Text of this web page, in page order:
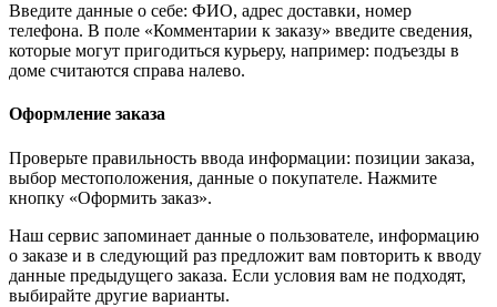
Введите данные о себе: ФИО, адрес доставки, номер
телефона. В поле «Комментарии к заказу» введите сведения,
которые могут пригодиться курьеру, например: подъезды в
доме считаются справа налево.
Оформление заказа
Проверьте правильность ввода информации: позиции заказа,
выбор местоположения, данные о покупателе. Нажмите
кнопку «Оформить заказ».
Наш сервис запоминает данные о пользователе, информацию
о заказе и в следующий раз предложит вам повторить к вводу
данные предыдущего заказа. Если условия вам не подходят,
выбирайте другие варианты.